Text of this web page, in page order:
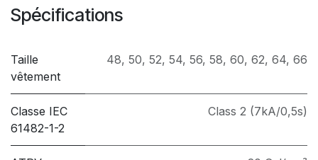
Spécifications
Taille
vêtement
48, 50, 52, 54, 56, 58, 60, 62, 64, 66
Classe IEC
61482-1-2
Class 2 (7kA/0,5s)